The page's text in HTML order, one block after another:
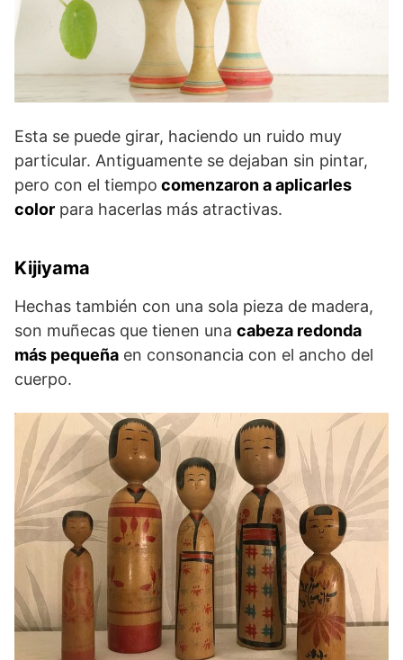
Esta se puede girar, haciendo un ruido muy
particular. Antiguamente se dejaban sin pintar,
pero con el tiempo comenzaron a aplicarles
color para hacerlas más atractivas.
Kijiyama
Hechas también con una sola pieza de madera,
son muñecas que tienen una cabeza redonda
más pequeña en consonancia con el ancho del
cuerpo.